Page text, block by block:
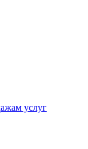
услуг